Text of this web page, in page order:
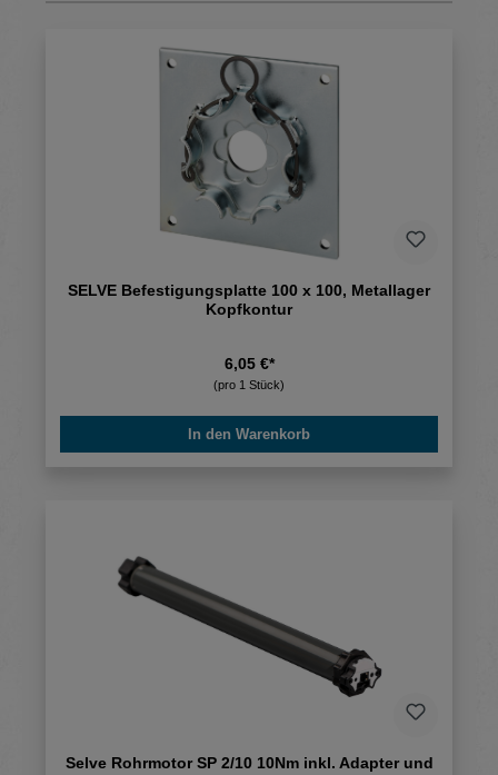
SELVE Befestigungsplatte 100 x 100, Metallager
Kopfkontur
6,05 €*
(pro 1 Stück)
In den Warenkorb
Selve Rohrmotor SP 2/10 10Nm inkl. Adapter und